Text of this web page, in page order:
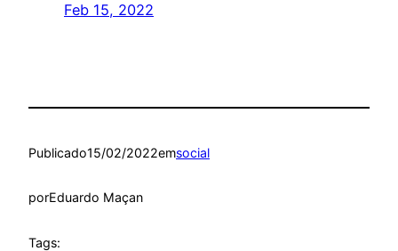
Feb 15, 2022
Publicado15/02/2022emsocial
porEduardo Maçan
Tags: